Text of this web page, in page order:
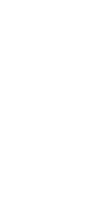
ม และใช้
หรือที่
มีสิทธิส่ง โอน
หรือที่เกี่ยว
หรือข้อตกลง
ตรวจสอบ